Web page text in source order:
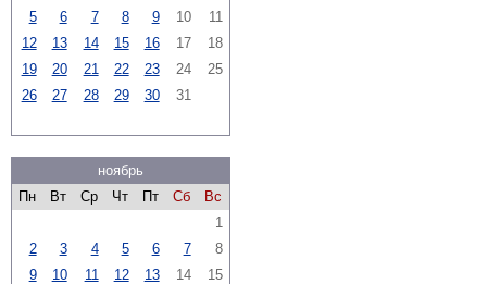
5
6 7 8 9 10
11
12
13 14 15 16 17
18
19
20 21 22 23 24
25
26
27 28 29 30 31
ноябрь
Пн
Вт Ср Чт Пт Сб
Вс
1
2
3 4 5 6 7
8
9
10 11 12 13 14
15